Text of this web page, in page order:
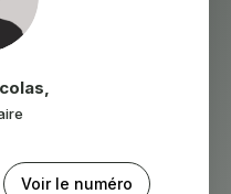
Voir le numéro